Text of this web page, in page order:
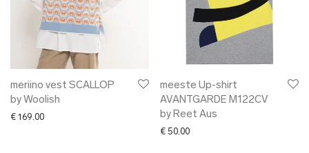
meriino vest SCALLOP
by Woolish
€ 169.00
meeste Up-shirt
AVANTGARDE M122CV
by Reet Aus
€ 50.00